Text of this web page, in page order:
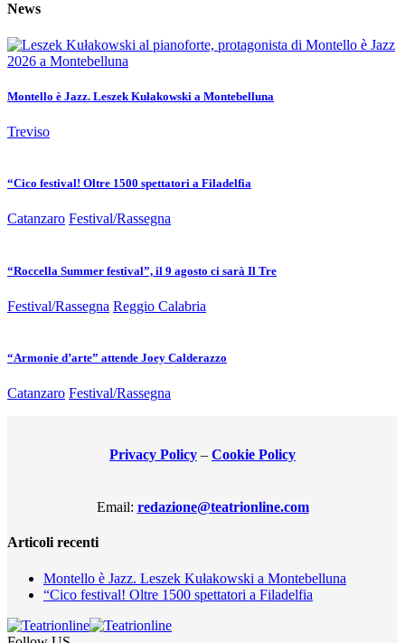
News
Montello è Jazz. Leszek Kułakowski a Montebelluna
Treviso
“Cico festival! Oltre 1500 spettatori a Filadelfia
Catanzaro Festival/Rassegna
“Roccella Summer festival”, il 9 agosto ci sarà Il Tre
Festival/Rassegna Reggio Calabria
“Armonie d’arte” attende Joey Calderazzo
Catanzaro Festival/Rassegna
Privacy Policy – Cookie Policy
Email: redazione@teatrionline.com
Articoli recenti
Montello è Jazz. Leszek Kułakowski a Montebelluna
“Cico festival! Oltre 1500 spettatori a Filadelfia